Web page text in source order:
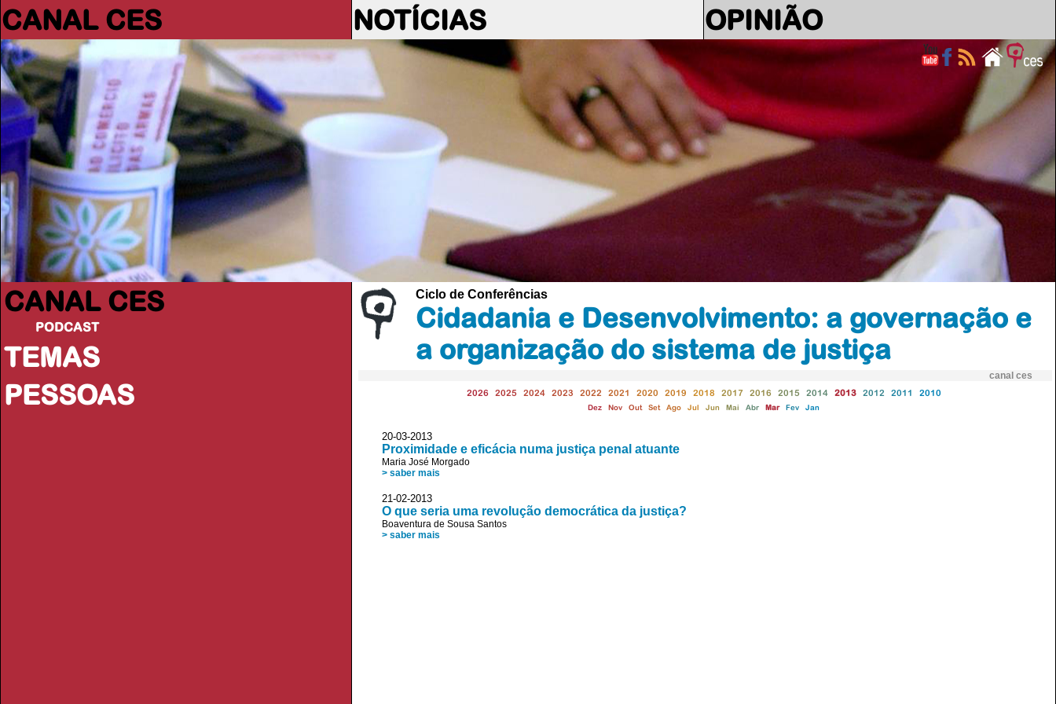
CANAL CES NOTÍCIAS OPINIÃO
CANAL CES
PODCAST
TEMAS
PESSOAS
Ciclo de Conferências
Cidadania e Desenvolvimento: a governação e
a organização do sistema de justiça
canal ces
2026 2025 2024 2023 2022 2021 2020 2019 2018 2017 2016 2015 2014 2013 2012 2011 2010
Dez Nov Out Set Ago Jul Jun Mai Abr Mar Fev Jan
20-03-2013
Proximidade e eficácia numa justiça penal atuante
Maria José Morgado
> saber mais
21-02-2013
O que seria uma revolução democrática da justiça?
Boaventura de Sousa Santos
> saber mais